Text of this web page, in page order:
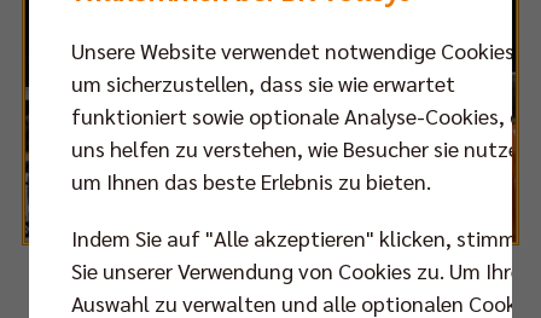
Unsere Website verwendet notwendige Cookies,
um sicherzustellen, dass sie wie erwartet
funktioniert sowie optionale Analyse-Cookies, die
uns helfen zu verstehen, wie Besucher sie nutzen,
um Ihnen das beste Erlebnis zu bieten.
Indem Sie auf "Alle akzeptieren" klicken, stimmen
Sie unserer Verwendung von Cookies zu. Um Ihre
Auswahl zu verwalten und alle optionalen Cookies